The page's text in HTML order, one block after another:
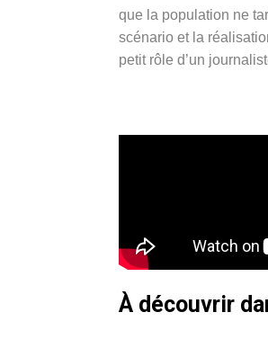
que la population ne
scénario et la
petit rôle d’un
À découvrir